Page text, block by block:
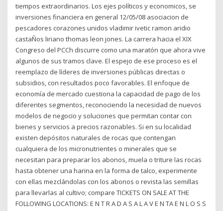
tiempos extraordinarios. Los ejes políticos y economicos, se
inversiones financiera en general 12/05/08 asociacion de
pescadores corazones unidos vladimir ivetic ramon aridio
castaÑos liriano thomas leon jones. La carrera hacia el XIX
Congreso del PCCh discurre como una maratón que ahora vive
algunos de sus tramos clave. El espejo de ese proceso es el
reemplazo de líderes de inversiones públicas directas o
subsidios, con resultados poco favorables. El enfoque de
economía de mercado cuestiona la capacidad de pago de los
diferentes segmentos, reconociendo la necesidad de nuevos
modelos de negocio y soluciones que permitan contar con
bienes y servicios a precios razonables. Si en su localidad
existen depósitos naturales de rocas que contengan
cualquiera de los micronutrientes o minerales que se
necesitan para preparar los abonos, muela o triture las rocas
hasta obtener una harina en la forma de talco, experimente
con ellas mezclándolas con los abonos o revista las semillas
para llevarlas al cultivo; compare TICKETS ON SALE AT THE
FOLLOWING LOCATIONS: E N T R A D A S A L A V E N TA E N L O S S